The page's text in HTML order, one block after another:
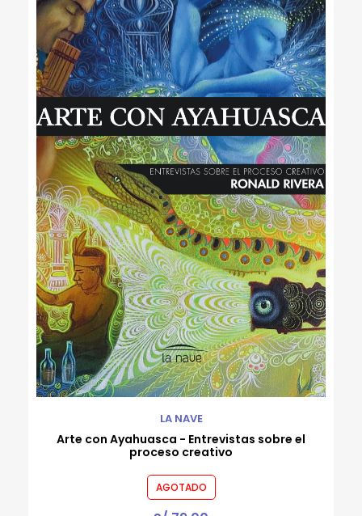
LA NAVE
Arte con Ayahuasca - Entrevistas sobre el
proceso creativo
AGOTADO